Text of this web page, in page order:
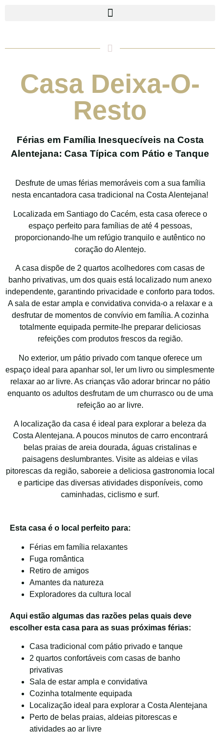
Casa Deixa-O-
Resto
Férias em Família Inesquecíveis na Costa
Alentejana: Casa Típica com Pátio e Tanque
Desfrute de umas férias memoráveis com a sua família
nesta encantadora casa tradicional na Costa Alentejana!
Localizada em Santiago do Cacém, esta casa oferece o
espaço perfeito para famílias de até 4 pessoas,
proporcionando-lhe um refúgio tranquilo e autêntico no
coração do Alentejo.
A casa dispõe de 2 quartos acolhedores com casas de
banho privativas, um dos quais está localizado num anexo
independente, garantindo privacidade e conforto para todos.
A sala de estar ampla e convidativa convida-o a relaxar e a
desfrutar de momentos de convívio em família. A cozinha
totalmente equipada permite-lhe preparar deliciosas
refeições com produtos frescos da região.
No exterior, um pátio privado com tanque oferece um
espaço ideal para apanhar sol, ler um livro ou simplesmente
relaxar ao ar livre. As crianças vão adorar brincar no pátio
enquanto os adultos desfrutam de um churrasco ou de uma
refeição ao ar livre.
A localização da casa é ideal para explorar a beleza da
Costa Alentejana. A poucos minutos de carro encontrará
belas praias de areia dourada, águas cristalinas e
paisagens deslumbrantes. Visite as aldeias e vilas
pitorescas da região, saboreie a deliciosa gastronomia local
e participe das diversas atividades disponíveis, como
caminhadas, ciclismo e surf.
Esta casa é o local perfeito para:
Férias em família relaxantes
Fuga romântica
Retiro de amigos
Amantes da natureza
Exploradores da cultura local
Aqui estão algumas das razões pelas quais deve
escolher esta casa para as suas próximas férias:
Casa tradicional com pátio privado e tanque
2 quartos confortáveis com casas de banho
privativas
Sala de estar ampla e convidativa
Cozinha totalmente equipada
Localização ideal para explorar a Costa Alentejana
Perto de belas praias, aldeias pitorescas e
atividades ao ar livre